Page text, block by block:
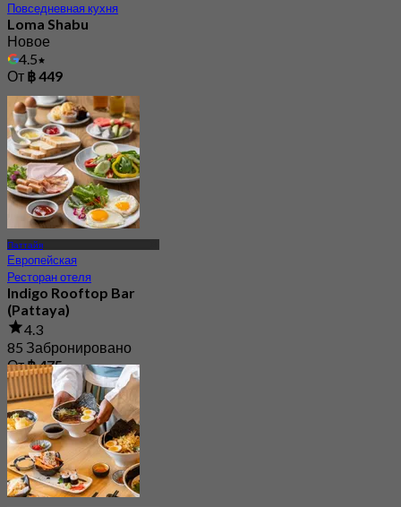
Повседневная кухня
Loma Shabu
Новое
4.5
От ฿ 449
Паттайя
Европейская
Ресторан отеля
Indigo Rooftop Bar
(Pattaya)
4.3
85 Забронировано
От฿ 475